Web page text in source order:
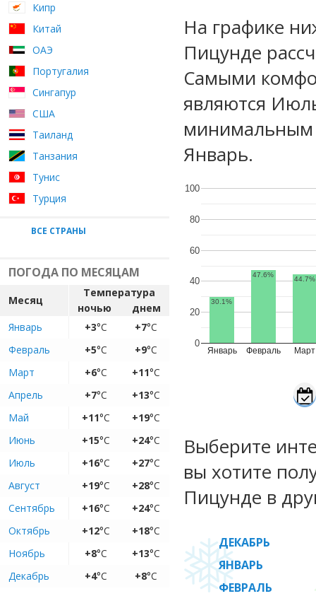
Кипр
Китай
ОАЭ
Португалия
Сингапур
США
Таиланд
Танзания
Тунис
Турция
ВСЕ СТРАНЫ
ПОГОДА ПО МЕСЯЦАМ
Месяц
Температура
ночью
днем
Январь
+3°C +7°C
Февраль
+5°C +9°C
Март
+6°C +11°C
Апрель
+7°C +13°C
Май
+11°C +19°C
Июнь
+15°C +24°C
Июль
+16°C +27°C
Август
+19°C +28°C
Сентябрь
+16°C +24°C
Октябрь
+12°C +18°C
Ноябрь
+8°C +13°C
Декабрь
+4°C +8°C
На графике
Пицунде
Самыми
являются
минимальным
Январь.
Январь Февраль Март
0
20
40
60
80
100
30.1%
47.6%
44.7%
Выберите
вы хотите
Пицунде в
ДЕКАБРЬ
ЯНВАРЬ
ФЕВРАЛЬ